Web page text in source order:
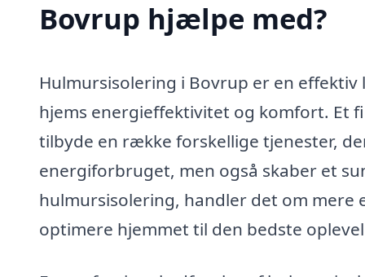
Bovrup hjælpe med?
Hulmursisolering i Bovrup er en
hjems energieffektivitet og komfort. Et
tilbyde en række forskellige tjenester,
energiforbruget, men også skaber et
hulmursisolering, handler det om mere
optimere hjemmet til den bedste